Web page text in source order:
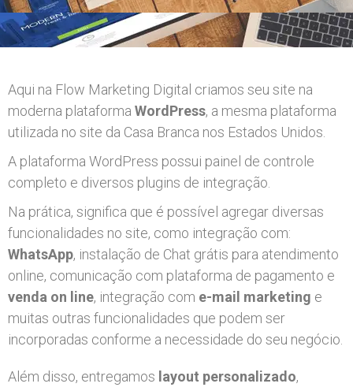
Aqui na Flow Marketing Digital criamos seu site na
moderna plataforma WordPress, a mesma plataforma
utilizada no site da Casa Branca nos Estados Unidos.
A plataforma WordPress possui painel de controle
completo e diversos plugins de integração.
Na prática, significa que é possível agregar diversas
funcionalidades no site, como integração com:
WhatsApp, instalação de Chat grátis para atendimento
online, comunicação com plataforma de pagamento e
venda on line, integração com e-mail marketing e
muitas outras funcionalidades que podem ser
incorporadas conforme a necessidade do seu negócio.
Além disso, entregamos layout personalizado,